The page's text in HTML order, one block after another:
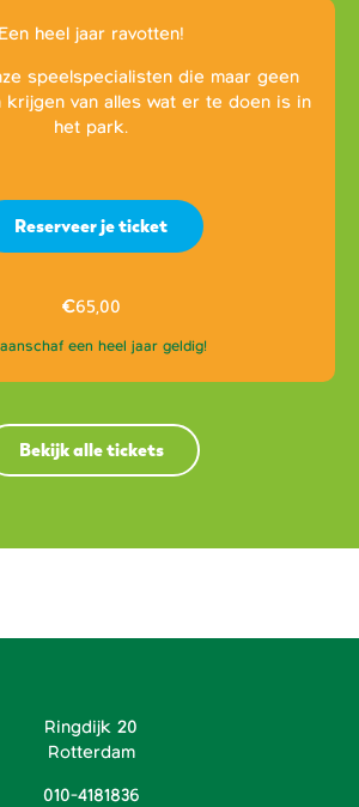
Een heel jaar ravotten!
speelspecialisten die maar geen
krijgen van alles wat er te doen is in
het park.
Reserveer je ticket
€65,00
een heel jaar geldig!
Bekijk alle tickets
Ringdijk 20
Rotterdam
010-4181836